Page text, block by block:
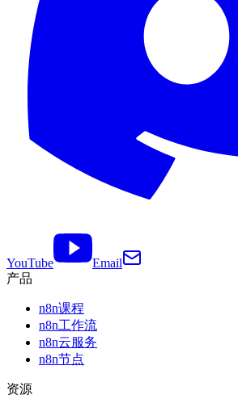
YouTube
Email
产品
n8n课程
n8n工作流
n8n云服务
n8n节点
资源